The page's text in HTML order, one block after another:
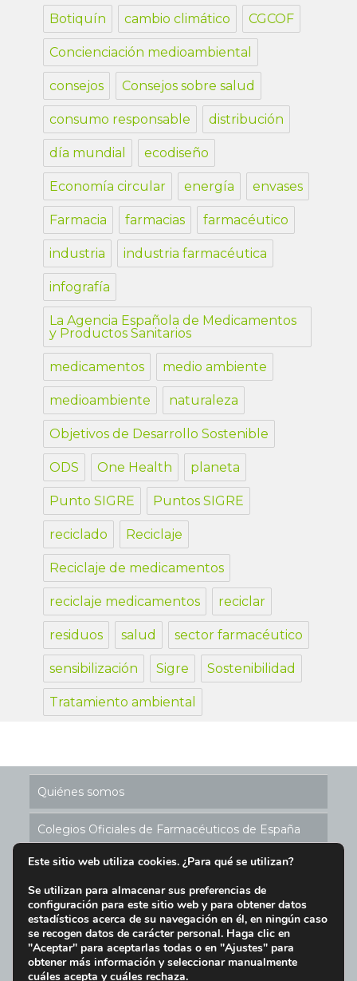
Botiquín cambio climático CGCOF
Concienciación medioambiental
consejos Consejos sobre salud
consumo responsable distribución
día mundial ecodiseño
Economía circular energía envases
Farmacia farmacias farmacéutico
industria industria farmacéutica
infografía
La Agencia Española de Medicamentos
y Productos Sanitarios
medicamentos medio ambiente
medioambiente naturaleza
Objetivos de Desarrollo Sostenible
ODS One Health planeta
Punto SIGRE Puntos SIGRE
reciclado Reciclaje
Reciclaje de medicamentos
reciclaje medicamentos reciclar
residuos salud sector farmacéutico
sensibilización Sigre Sostenibilidad
Tratamiento ambiental
Quiénes somos
Colegios Oficiales de Farmacéuticos de España
Historia de los Puntos SIGRE
Ubicación Puntos SIGRE en España
Aviso Legal y Condiciones de Uso del Sitio Web
Este sitio web utiliza cookies. ¿Para qué se utilizan?
Se utilizan para almacenar sus preferencias de
configuración para este sitio web y para obtener datos
estadísticos acerca de su navegación en él, en ningún caso
se recogen datos de carácter personal. Haga clic en
"Aceptar" para aceptarlas todas o en "Ajustes" para
obtener más información y seleccionar manualmente
cuáles acepta y cuáles rechaza.